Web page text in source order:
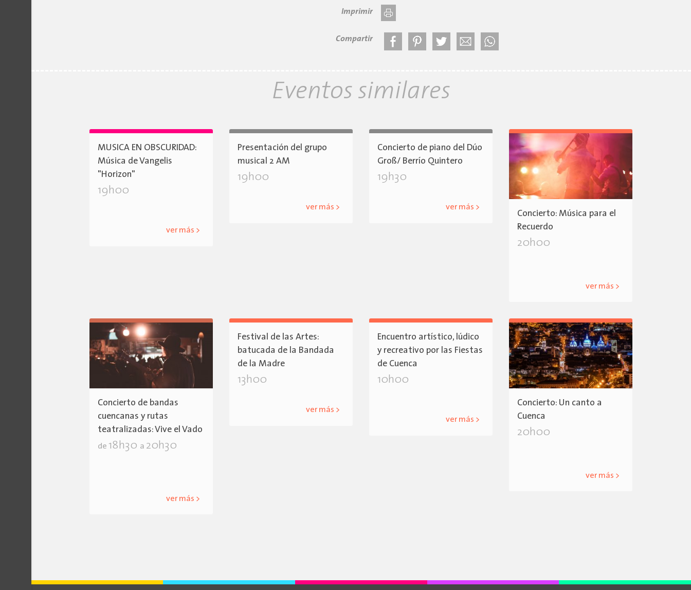
Imprimir
Compartir
Eventos similares
MUSICA EN OBSCURIDAD:
Música de Vangelis
"Horizon"
19h00
ver más >
Presentación del grupo
musical 2 AM
19h00
ver más >
Concierto de piano del Dúo
Groß/ Berrío Quintero
19h30
ver más >
Concierto: Música para el
Recuerdo
20h00
ver más >
Concierto de bandas
cuencanas y rutas
teatralizadas: Vive el Vado
de 18h30 a 20h30
ver más >
Festival de las Artes:
batucada de la Bandada
de la Madre
13h00
ver más >
Encuentro artístico, lúdico
y recreativo por las Fiestas
de Cuenca
10h00
ver más >
Concierto: Un canto a
Cuenca
20h00
ver más >